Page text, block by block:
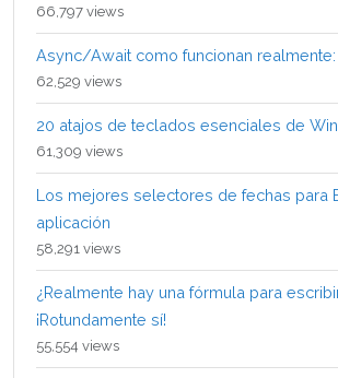
66,797 views
Async/Await como funcionan
62,529 views
20 atajos de teclados esenciales de
61,309 views
Los mejores selectores de fechas para
aplicación
58,291 views
¿Realmente hay una fórmula para
¡Rotundamente sí!
55,554 views